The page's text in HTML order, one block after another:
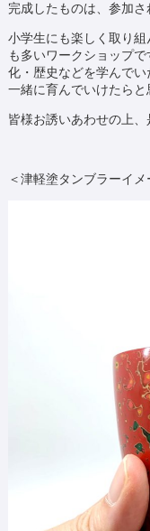
完成したものは、参加さ
小学生にも楽しく取り
も多いワークショップ
化・歴史などを学んで
一緒に育んでいけたらと
皆様お誘いあわせの上、
＜津軽塗タンブラーイメ